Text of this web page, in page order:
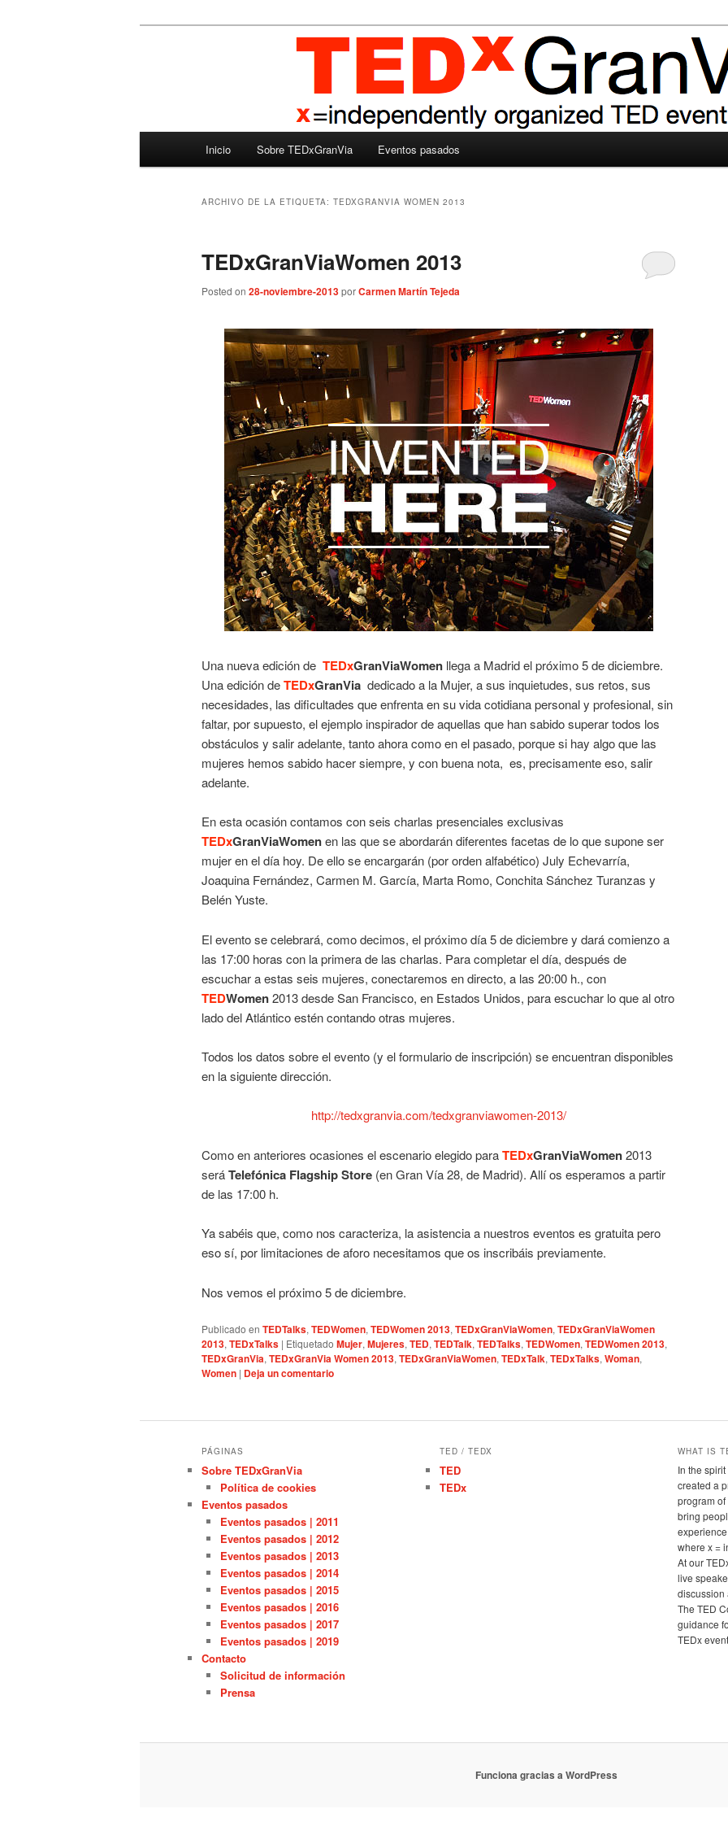
TEDxGranVia
Madrid – España – Spain
Inicio Sobre TEDxGranVia Eventos pasados
ARCHIVO DE LA ETIQUETA: TEDXGRANVIA WOMEN 2013
TEDxGranViaWomen 2013
Posted on 28-noviembre-2013porCarmen Martín Tejeda
Una nueva edición de TEDxGranViaWomen llega a Madrid el próximo 5 de diciembre.
Una edición deTEDxGranVia dedicado a la Mujer, a sus inquietudes, sus retos, sus
necesidades, las dificultades que enfrenta en su vida cotidiana personal y profesional, sin
faltar, por supuesto, el ejemplo inspirador de aquellas que han sabido superar todos los
obstáculos y salir adelante, tanto ahora como en el pasado, porque si hay algo que las
mujeres hemos sabido hacer siempre, y con buena nota, es, precisamente eso, salir
adelante.
En esta ocasión contamos con seis charlas presenciales exclusivas
TEDxGranViaWomenen las que se abordarán diferentes facetas de lo que supone ser
mujer en el día hoy. De ello se encargarán (por orden alfabético) July Echevarría,
Joaquina Fernández, Carmen M. García, Marta Romo, Conchita Sánchez Turanzas y
Belén Yuste.
El evento se celebrará, como decimos, el próximo día 5 de diciembre y dará comienzo a
las 17:00 horas con la primera de las charlas. Para completar el día, después de
escuchar a estas seis mujeres, conectaremos en directo, a las 20:00 h., con
TEDWomen2013 desde San Francisco, en Estados Unidos, para escuchar lo que al otro
lado del Atlántico estén contando otras mujeres.
Todos los datos sobre el evento (y el formulario de inscripción) se encuentran disponibles
en la siguiente dirección.
http://tedxgranvia.com/tedxgranviawomen-2013/
Como en anteriores ocasiones el escenario elegido paraTEDxGranViaWomen2013
seráTelefónica Flagship Store (en Gran Vía 28, de Madrid). Allí os esperamos a partir
de las 17:00 h.
Ya sabéis que, como nos caracteriza, la asistencia a nuestros eventos es gratuita pero
eso sí, por limitaciones de aforo necesitamos que os inscribáis previamente.
Nos vemos el próximo 5 de diciembre.
Publicado en TEDTalks, TEDWomen, TEDWomen 2013, TEDxGranViaWomen, TEDxGranViaWomen
2013, TEDxTalks | Etiquetado Mujer, Mujeres, TED, TEDTalk, TEDTalks, TEDWomen, TEDWomen 2013,
TEDxGranVia, TEDxGranVia Women 2013, TEDxGranViaWomen, TEDxTalk, TEDxTalks, Woman,
Women | Deja un comentario
PÁGINAS
Sobre TEDxGranVia
Política de cookies
Eventos pasados
Eventos pasados | 2011
Eventos pasados | 2012
Eventos pasados | 2013
Eventos pasados | 2014
Eventos pasados | 2015
Eventos pasados | 2016
Eventos pasados | 2017
Eventos pasados | 2019
Contacto
Solicitud de información
Prensa
TED / TEDX
TED
TEDx
WHAT IS
In the
created a
program
bring
where x =
At our
live
discussion
The TED
guidance
TEDx
Funciona gracias a WordPress